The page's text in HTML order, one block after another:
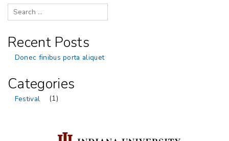
Recent Posts
Donec finibus porta aliquet
Categories
Festival (1)